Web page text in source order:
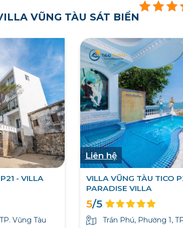
VŨNG TÀU SÁT BIỂN
- VILLA
Vũng Tàu
Liên hệ
VILLA VŨNG TÀU TICO
PARADISE VILLA
5/5
Trần Phú, Phường 1,